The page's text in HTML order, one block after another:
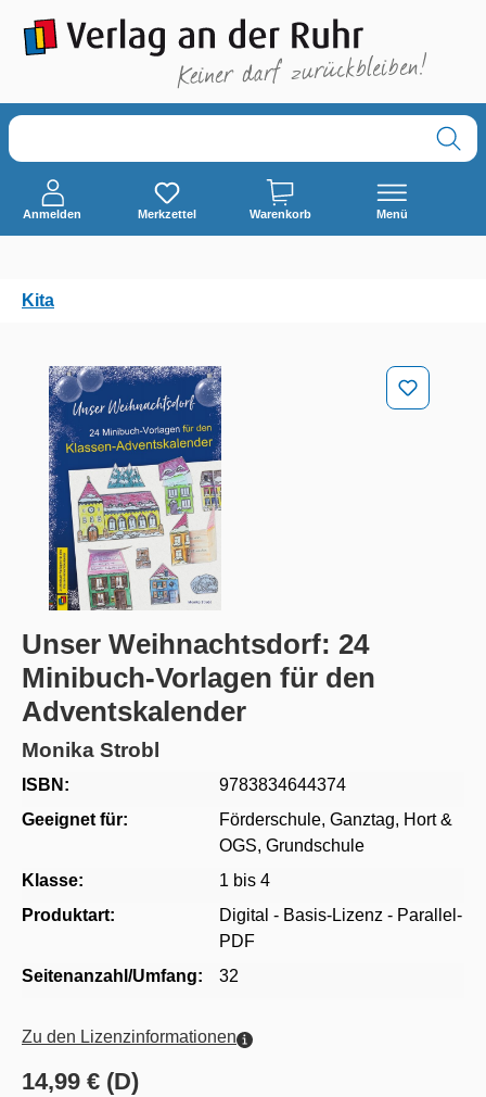
springen
Anmelden Merkzettel Warenkorb Menü
Kita
Bildergalerie überspringen
Unser Weihnachtsdorf: 24
Minibuch-Vorlagen für den
Adventskalender
Monika Strobl
ISBN:
9783834644374
Geeignet für:
Förderschule, Ganztag, Hort &
OGS, Grundschule
Klasse:
1 bis 4
Produktart:
Digital - Basis-Lizenz - Parallel-
PDF
Seitenanzahl/Umfang:
32
Zu den Lizenzinformationen
14,99 € (D)